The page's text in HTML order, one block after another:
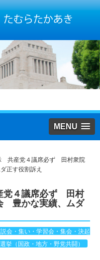
MENU
共産党４議席必ず 田村衆院
正す役割訴え
党４議席必ず 田村
豊かな実績、ムダ
会・集い・学習会・集会・決起
挙（国政・地方・野党共闘）